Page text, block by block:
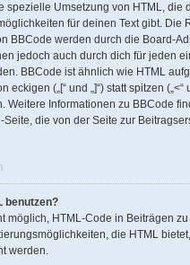
spezielle Umsetzung von HTML, die
für deinen Text gibt. Die
BBCode werden durch die Board-
jedoch auch durch dich für jeden
BBCode ist ähnlich wie HTML
eckigen („[“ und „]“) statt spitzen („<“
Weitere Informationen zu BBCode
die von der Seite zur
benutzen?
möglich, HTML-Code in Beiträgen
die HTML
werden.